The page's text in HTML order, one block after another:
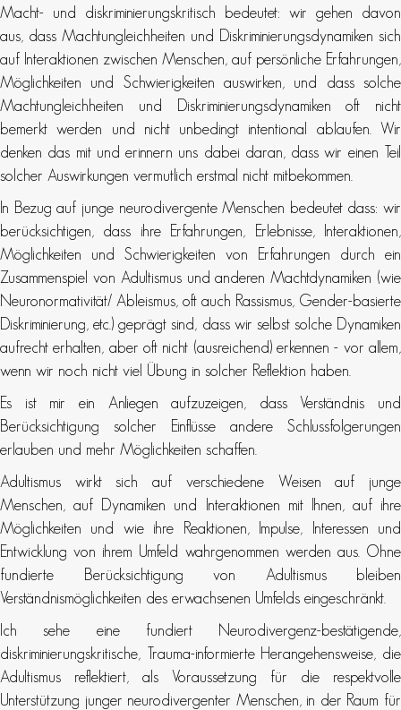
Macht- und diskriminierungskritisch bedeutet: wir gehen davon
aus, dass Machtungleichheiten und Diskriminierungsdynamiken sich
auf Interaktionen zwischen Menschen, auf persönliche Erfahrungen,
Möglichkeiten und Schwierigkeiten auswirken, und dass solche
Machtungleichheiten und Diskriminierungsdynamiken oft nicht
bemerkt werden und nicht unbedingt intentional ablaufen. Wir
denken das mit und erinnern uns dabei daran, dass wir einen Teil
solcher Auswirkungen vermutlich erstmal nicht mitbekommen.
In Bezug auf junge neurodivergente Menschen bedeutet dass: wir
berücksichtigen, dass ihre Erfahrungen, Erlebnisse, Interaktionen,
Möglichkeiten und Schwierigkeiten von Erfahrungen durch ein
Zusammenspiel von Adultismus und anderen Machtdynamiken (wie
Neuronormativität/ Ableismus, oft auch Rassismus, Gender-basierte
Diskriminierung, etc.) geprägt sind, dass wir selbst solche Dynamiken
aufrecht erhalten, aber oft nicht (ausreichend) erkennen - vor allem,
wenn wir noch nicht viel Übung in solcher Reflektion haben.
Es ist mir ein Anliegen aufzuzeigen, dass Verständnis und
Berücksichtigung solcher Einflüsse andere Schlussfolgerungen
erlauben und mehr Möglichkeiten schaffen.
Adultismus wirkt sich auf verschiedene Weisen auf junge
Menschen, auf Dynamiken und Interaktionen mit Ihnen, auf ihre
Möglichkeiten und wie ihre Reaktionen, Impulse, Interessen und
Entwicklung von ihrem Umfeld wahrgenommen werden aus. Ohne
fundierte Berücksichtigung von Adultismus bleiben
Verständnismöglichkeiten des erwachsenen Umfelds eingeschränkt.
Ich sehe eine fundiert Neurodivergenz-bestätigende,
diskriminierungskritische, Trauma-informierte Herangehensweise, die
Adultismus reflektiert, als Voraussetzung für die respektvolle
Unterstützung junger neurodivergenter Menschen, in der Raum für